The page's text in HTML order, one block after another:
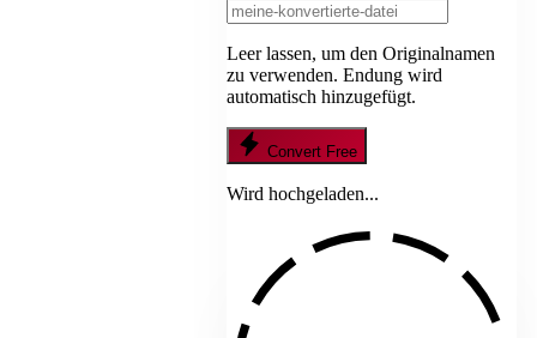
Leer lassen, um den Originalnamen
zu verwenden. Endung wird
automatisch hinzugefügt.
Convert Free
Wird hochgeladen...